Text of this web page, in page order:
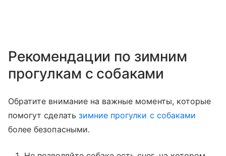
Рекомендации по зимним
прогулкам с собаками
Обратите внимание на важные моменты, которые
помогут сделать зимние прогулки с собаками
более безопасными.